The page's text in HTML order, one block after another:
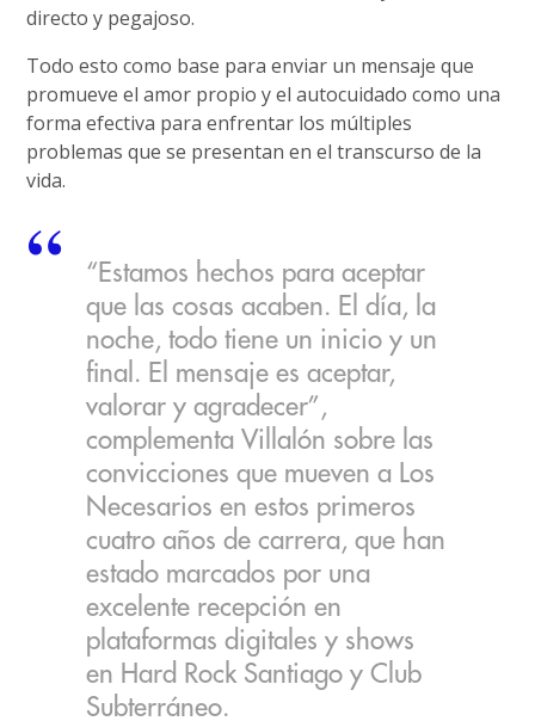
directo y pegajoso.
Todo esto como base para enviar un mensaje que
promueve el amor propio y el autocuidado como una
forma efectiva para enfrentar los múltiples
problemas que se presentan en el transcurso de la
vida.
“Estamos hechos para aceptar
que las cosas acaben. El día, la
noche, todo tiene un inicio y un
final. El mensaje es aceptar,
valorar y agradecer”,
complementa Villalón sobre las
convicciones que mueven a Los
Necesarios en estos primeros
cuatro años de carrera, que han
estado marcados por una
excelente recepción en
plataformas digitales y shows
en Hard Rock Santiago y Club
Subterráneo.